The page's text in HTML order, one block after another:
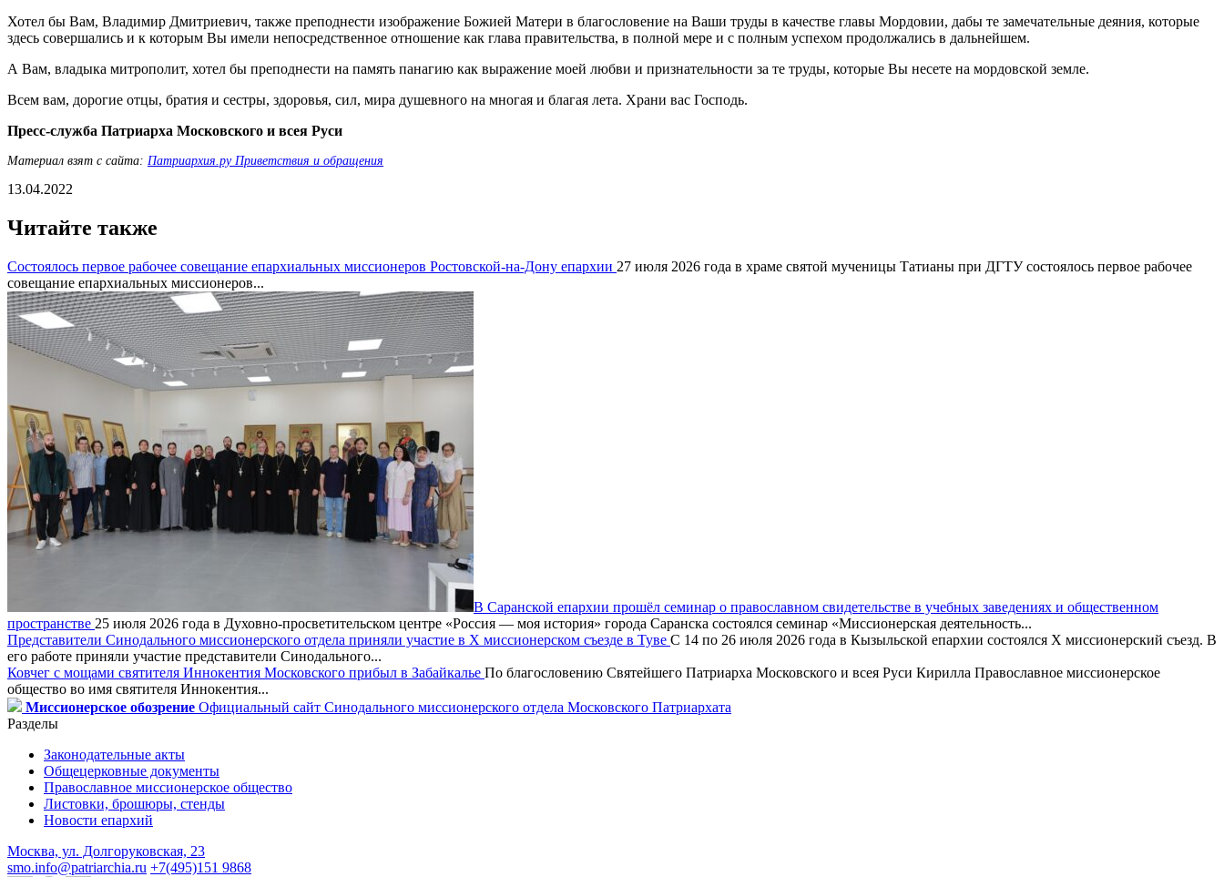
Хотел бы Вам, Владимир Дмитриевич, также преподнести изображение Божией Матери в благословение на Ваши труды в качестве главы Мордовии, дабы те замечательные деяния, которые
здесь совершались и к которым Вы имели непосредственное отношение как глава правительства, в полной мере и с полным успехом продолжались в дальнейшем.
А Вам, владыка митрополит, хотел бы преподнести на память панагию как выражение моей любви и признательности за те труды, которые Вы несете на мордовской земле.
Всем вам, дорогие отцы, братия и сестры, здоровья, сил, мира душевного на многая и благая лета. Храни вас Господь.
Пресс-служба Патриарха Московского и всея Руси
Материал взят с сайта: Патриархия.ру Приветствия и обращения
13.04.2022
Читайте также
Состоялось первое рабочее совещание епархиальных миссионеров Ростовской-на-Дону епархии 27 июля 2026 года в храме святой мученицы Татианы при ДГТУ состоялось первое рабочее
совещание епархиальных миссионеров...
В Саранской епархии прошёл семинар о православном свидетельстве в учебных заведениях и общественном
пространстве 25 июля 2026 года в Духовно-просветительском центре «Россия — моя история» города Саранска состоялся семинар «Миссионерская деятельность...
Представители Синодального миссионерского отдела приняли участие в X миссионерском съезде в Туве С 14 по 26 июля 2026 года в Кызыльской епархии состоялся X миссионерский съезд. В
его работе приняли участие представители Синодального...
Ковчег с мощами святителя Иннокентия Московского прибыл в Забайкалье По благословению Святейшего Патриарха Московского и всея Руси Кирилла Православное миссионерское
общество во имя святителя Иннокентия...
Миссионерское обозрение Официальный сайт Синодального миссионерского отдела Московского Патриархата
Разделы
Законодательные акты
Общецерковные документы
Православное миссионерское общество
Листовки, брошюры, стенды
Новости епархий
Москва, ул. Долгоруковская, 23
smo.info@patriarchia.ru +7(495)151 9868